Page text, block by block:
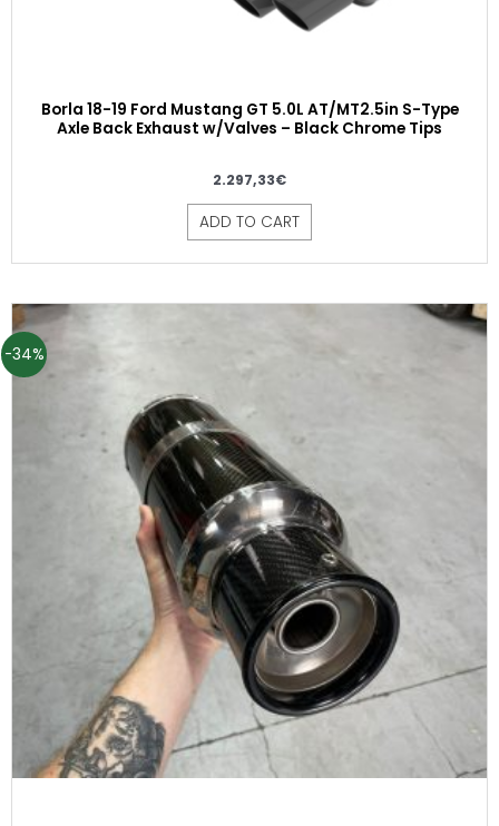
Borla 18-19 Ford Mustang GT 5.0L AT/MT2.5in S-Type
Axle Back Exhaust w/Valves – Black Chrome Tips
2.297,33€
ADD TO CART
-34%